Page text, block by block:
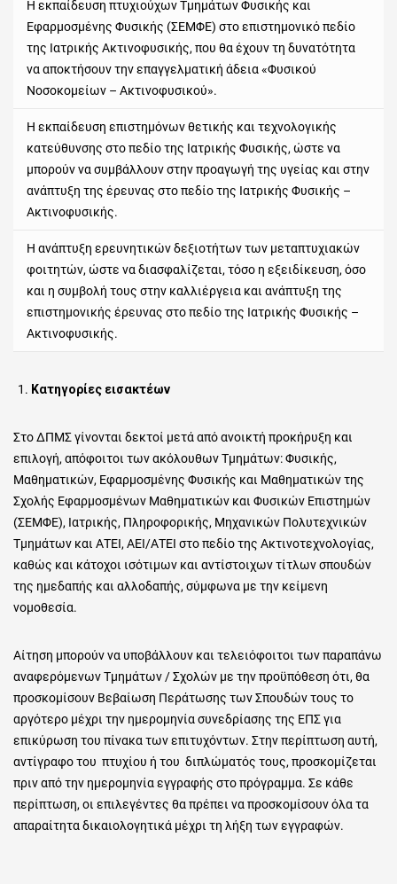
Η εκπαίδευση πτυχιούχων Τμημάτων Φυσικής και
Εφαρμοσμένης Φυσικής (ΣΕΜΦΕ) στο επιστημονικό πεδίο
της Ιατρικής Ακτινοφυσικής, που θα έχουν τη δυνατότητα
να αποκτήσουν την επαγγελματική άδεια «Φυσικού
Νοσοκομείων – Ακτινοφυσικού».
Η εκπαίδευση επιστημόνων θετικής και τεχνολογικής
κατεύθυνσης στο πεδίο της Ιατρικής Φυσικής, ώστε να
μπορούν να συμβάλλουν στην προαγωγή της υγείας και στην
ανάπτυξη της έρευνας στο πεδίο της Ιατρικής Φυσικής –
Ακτινοφυσικής.
Η ανάπτυξη ερευνητικών δεξιοτήτων των μεταπτυχιακών
φοιτητών, ώστε να διασφαλίζεται, τόσο η εξειδίκευση, όσο
και η συμβολή τους στην καλλιέργεια και ανάπτυξη της
επιστημονικής έρευνας στο πεδίο της Ιατρικής Φυσικής –
Ακτινοφυσικής.
Κατηγορίες εισακτέων
Στο ΔΠΜΣ γίνονται δεκτοί μετά από ανοικτή προκήρυξη και
επιλογή, απόφοιτοι των ακόλουθων Τμημάτων: Φυσικής,
Μαθηματικών, Εφαρμοσμένης Φυσικής και Μαθηματικών της
Σχολής Εφαρμοσμένων Μαθηματικών και Φυσικών Επιστημών
(ΣΕΜΦΕ), Ιατρικής, Πληροφορικής, Μηχανικών Πολυτεχνικών
Τμημάτων και ΑΤΕΙ, ΑΕΙ/ΑΤΕΙ στο πεδίο της Ακτινοτεχνολογίας,
καθώς και κάτοχοι ισότιμων και αντίστοιχων τίτλων σπουδών
της ημεδαπής και αλλοδαπής, σύμφωνα με την κείμενη
νομοθεσία.
Αίτηση μπορούν να υποβάλλουν και τελειόφοιτοι των παραπάνω
αναφερόμενων Τμημάτων / Σχολών με την προϋπόθεση ότι, θα
προσκομίσουν Βεβαίωση Περάτωσης των Σπουδών τους το
αργότερο μέχρι την ημερομηνία συνεδρίασης της ΕΠΣ για
επικύρωση του πίνακα των επιτυχόντων. Στην περίπτωση αυτή,
αντίγραφο του πτυχίου ή του διπλώματός τους, προσκομίζεται
πριν από την ημερομηνία εγγραφής στο πρόγραμμα. Σε κάθε
περίπτωση, οι επιλεγέντες θα πρέπει να προσκομίσουν όλα τα
απαραίτητα δικαιολογητικά μέχρι τη λήξη των εγγραφών.